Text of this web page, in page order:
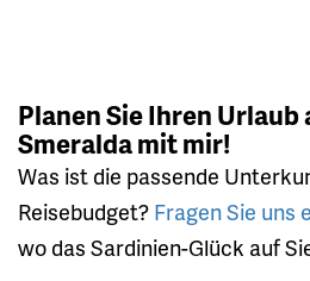
Planen Sie Ihren Urlaub
Smeralda mit mir!
Was ist die passende
Reisebudget? Fragen Sie uns
wo das Sardinien-Glück auf